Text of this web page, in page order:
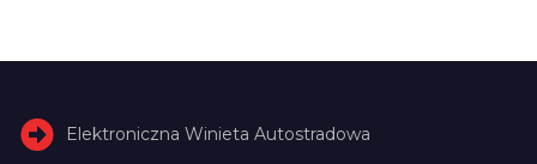
Elektroniczna Winieta Autostradowa